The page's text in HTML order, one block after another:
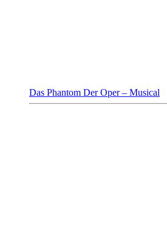
Das Phantom Der Oper – Musical